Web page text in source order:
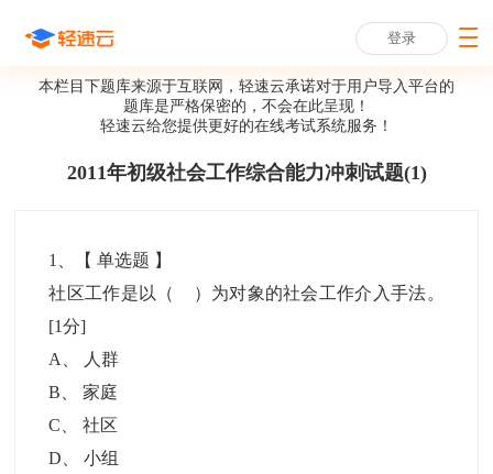
登录
本栏目下题库来源于互联网，轻速云承诺对于用户导入平台的
题库是严格保密的，不会在此呈现！
轻速云给您提供更好的在线考试系统服务！
2011年初级社会工作综合能力冲刺试题(1)
1 、【单选题 】
社区工作是以（ ）为对象的社会工作介入手法。
[1分]
A
人群
B 、家庭
C 、社区
D 、小组